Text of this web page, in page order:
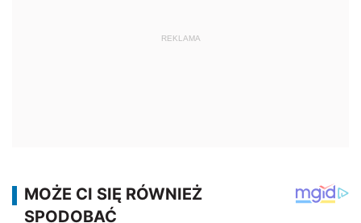
REKLAMA